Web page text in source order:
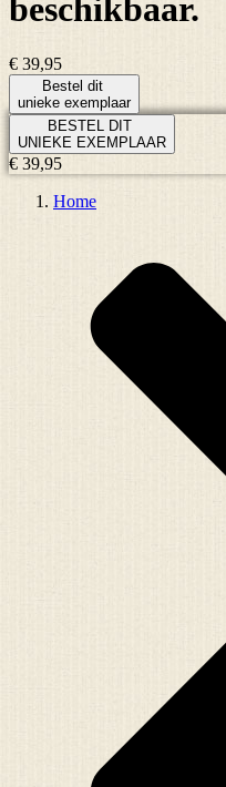
beschikbaar.
€ 39,95
Bestel dit
unieke exemplaar
BESTEL DIT
UNIEKE EXEMPLAAR
€ 39,95
Home